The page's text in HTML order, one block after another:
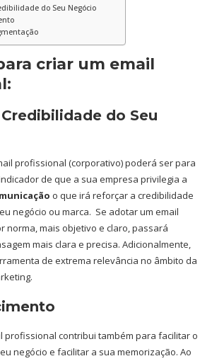
do Seu Negócio
criar um email
do Seu
profissional (corporativo) poderá ser para
de que a sua empresa privilegia a
o que irá reforçar a credibilidade
negócio ou marca. Se adotar um email
norma, mais objetivo e claro, passará
mais clara e precisa. Adicionalmente,
de extrema relevância no âmbito da
profissional contribui também para facilitar o
negócio e facilitar a sua memorização. Ao